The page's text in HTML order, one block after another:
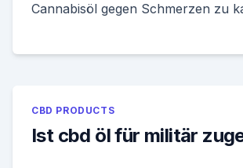
Cannabisöl gegen Schmerzen zu
CBD PRODUCTS
Ist cbd öl für militär